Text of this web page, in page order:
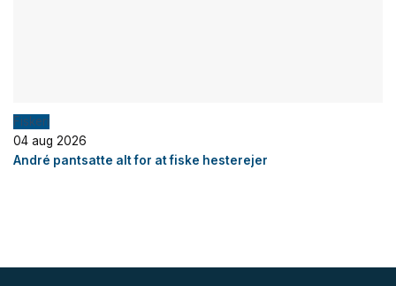
Fiskeri
04 aug 2026
André pantsatte alt for at fiske hesterejer